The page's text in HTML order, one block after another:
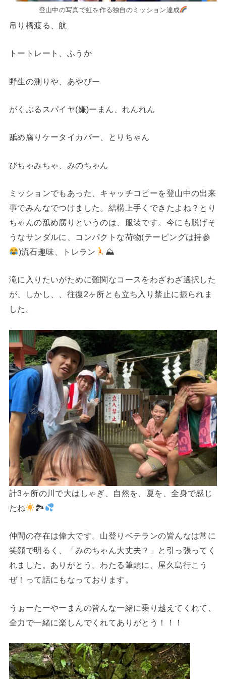
登山中の写真で虹を作る独自のミッション達成
吊り橋渡る、航
トートレート、ふうか
野生の測りや、あやぴー
がくぶるスパイヤ(嫌)ーまん、れんれん
舐め腐りケータイカバー、とりちゃん
びちゃみちゃ、みのちゃん
ミッションでもあった、キャッチコピーを登山中の出来
事でみんなでつけました。結構上手くできたよね？とり
ちゃんの舐め腐りというのは、服装です。今にも脱げそ
うなサンダルに、コンパクトな荷物(テーピングは持参
)流石趣味、トレラン
⛰
滝に入りたいがために難関なコースをわざわざ選択した
が、しかし、、往復2ヶ所とも立ち入り禁止に振られま
した。
計3ヶ所の川で大はしゃぎ、自然を、夏を、全身で感じ
たね
🏞
仲間の存在は偉大です。山登りベテランの皆んなは常に
笑顔で明るく、「みのちゃん大丈夫？」と引っ張ってく
れました。ありがとう。わたる筆頭に、屋久島行こう
ぜ！って話にもなっております。
うぉーたーやーまんの皆んな一緒に乗り越えてくれて、
全力で一緒に楽しんでくれてありがとう！！！